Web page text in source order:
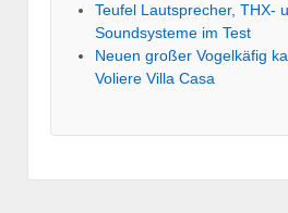
Teufel Lautsprecher, THX-
Soundsysteme im Test
Neuen großer Vogelkäfig
Voliere Villa Casa